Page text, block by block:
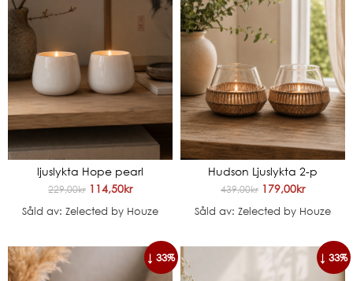
ljuslykta Hope pearl
229,00kr 114,50kr
Såld av: Zelected by Houze
Hudson Ljuslykta 2-p
439,00kr 179,00kr
Såld av: Zelected by Houze
↓ 33% ↓ 33%